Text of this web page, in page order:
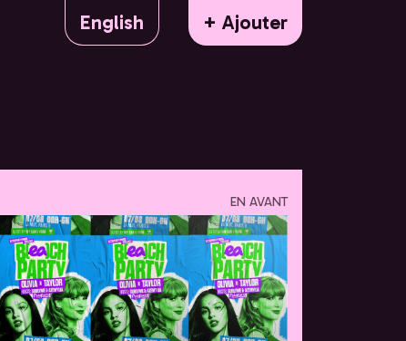
English
+ Ajouter
EN AVANT